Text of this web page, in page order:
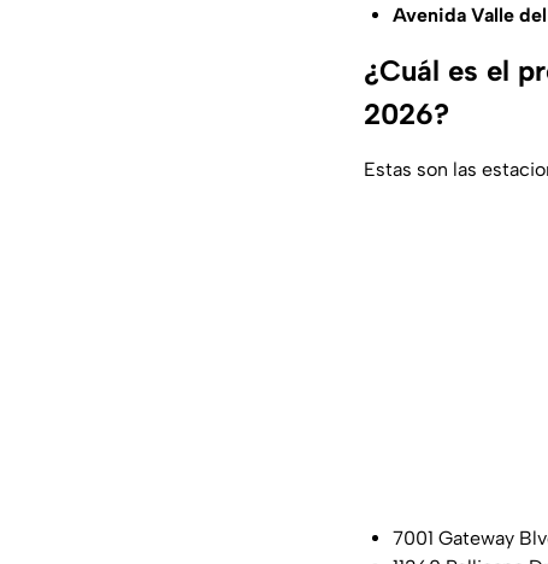
Avenida Valle del
¿Cuál es el
2026?
Estas son las
7001 Gateway